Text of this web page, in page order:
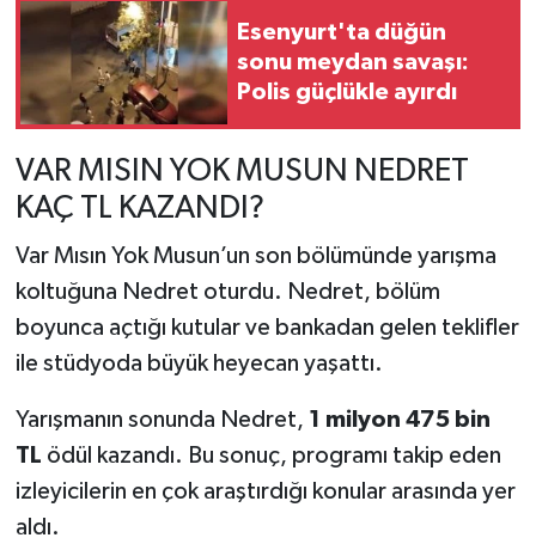
Esenyurt'ta düğün
sonu meydan savaşı:
Polis güçlükle ayırdı
VAR MISIN YOK MUSUN NEDRET
KAÇ TL KAZANDI?
Var Mısın Yok Musun’un son bölümünde yarışma
koltuğuna Nedret oturdu. Nedret, bölüm
boyunca açtığı kutular ve bankadan gelen teklifler
ile stüdyoda büyük heyecan yaşattı.
Yarışmanın sonunda Nedret, 1 milyon 475 bin
TL ödül kazandı. Bu sonuç, programı takip eden
izleyicilerin en çok araştırdığı konular arasında yer
aldı.